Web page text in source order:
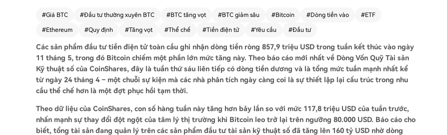
#Giá BTC #Đầu tư thường xuyên BTC #BTC tăng vọt #BTC giảm sâu #Bitcoin #Dòng tiền vào #ETF
#Ethereum #Quy định #Tăng vọt #Thể chế #Tiền điện tử #Yêu cầu #Đầu tư
Các sản phẩm đầu tư tiền điện tử toàn cầu ghi nhận dòng tiền ròng 857,9 triệu USD trong tuần kết thúc vào ngày
11 tháng 5, trong đó Bitcoin chiếm một phần lớn mức tăng này. Theo báo cáo mới nhất về Dòng Vốn Quỹ Tài sản
Kỹ thuật số của CoinShares, đây là tuần thứ sáu liên tiếp có dòng tiền dương và là tổng mức tuần mạnh nhất kể
từ ngày 24 tháng 4 – một chuỗi sự kiện mà các nhà phân tích ngày càng coi là sự thiết lập lại cấu trúc trong nhu
cầu thể chế hơn là một đợt phục hồi tạm thời.
Theo dữ liệu của CoinShares, con số hàng tuần này tăng hơn bảy lần so với mức 117,8 triệu USD của tuần trước,
nhấn mạnh sự thay đổi đột ngột của tâm lý thị trường khi Bitcoin leo trở lại trên ngưỡng 80.000 USD. Báo cáo cho
biết, tổng tài sản đang quản lý trên các sản phẩm đầu tư tài sản kỹ thuật số đã tăng lên 160 tỷ USD nhờ dòng